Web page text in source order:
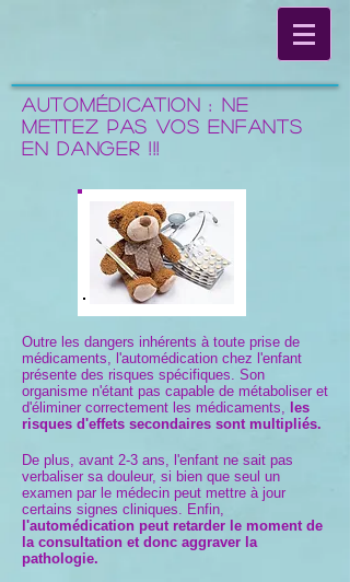
AUTOMÉDICATION : NE
METTEZ PAS VOS ENFANTS
EN DANGER !!!
Outre les dangers inhérents à toute prise de
médicaments, l'automédication chez l'enfant
présente des risques spécifiques. Son
organisme n'étant pas capable de métaboliser et
d'éliminer correctement les médicaments, les
risques d'effets secondaires sont multipliés.
De plus, avant 2-3 ans, l'enfant ne sait pas
verbaliser sa douleur, si bien que seul un
examen par le médecin peut mettre à jour
certains signes cliniques. Enfin,
l'automédication peut retarder le moment de
la consultation et donc aggraver la
pathologie.